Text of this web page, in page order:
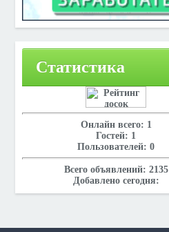
Статистика
Онлайн всего: 1
Гостей: 1
Пользователей: 0
Всего объявлений: 2135
Добавлено сегодня: